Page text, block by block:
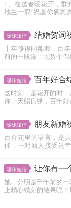
1、在这春暧花开，群
地生一双!祝愿你俩恩
暧昧短信 结婚贺词
十年修得同船渡，百
前的一段缘；无数个
暧昧短信 百年好合
这时刻，是花开的时
你：天赐良缘，百年好
暧昧短信 朋友新婚
百合花里的语言，是
伴，一对新人接受这
暧昧短信 让你有一
她，分明是千年前的
上精心镌刻的结果呢